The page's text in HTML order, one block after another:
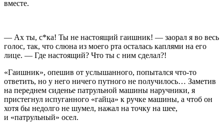
вместе.
— Ах ты, с*ка! Ты не настоящий гаишник! — заорал я во весь
голос, так, что слюна из моего рта осталась каплями на его
лице. — Где настоящий? Что ты с ним сделал?!
«Гаишник», опешив от услышанного, попытался что-то
ответить, но у него ничего путного не получилось… Заметив
на переднем сиденье патрульной машины наручники, я
пристегнул испуганного «гайца» к ручке машины, а чтоб он
хотя бы недолго не шумел, нажал на точку на шее,
и «патрульный» осел.